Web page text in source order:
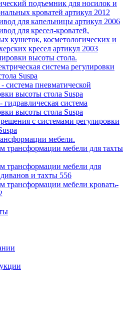
подъемник для носилок и
кроватей артикул 2012
для капельницы артикул 2006
для кресел-кроватей,
кушеток, косметологических и
кресел артикул 2003
высоты стола.
система регулировки
Suspa
система пневматической
высоты стола Suspa
гидравлическая система
высоты стола Suspa
с системами регулировки
мебели.
трансформации мебели для тахты
трансформации мебели для
и тахты 556
трансформации мебели кровать-